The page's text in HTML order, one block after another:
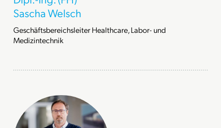
Sascha Welsch
Geschäftsbereichsleiter Healthcare, Labor- und
Medizintechnik